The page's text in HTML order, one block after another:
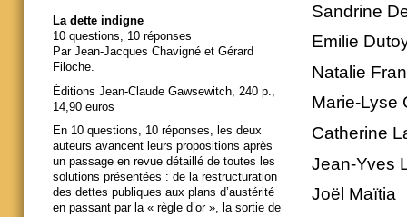
Sandrine
Emilie
Natalie
Marie-Lyse
Catherine
Jean-Yves
Joël Maïtia
La dette indigne
10 questions, 10 réponses
Par Jean-Jacques Chavigné et Gérard
Filoche.
Éditions Jean-Claude Gawsewitch, 240 p.,
14,90 euros
En 10 questions, 10 réponses, les deux
auteurs avancent leurs propositions après
un passage en revue détaillé de toutes les
solutions présentées : de la restructuration
des dettes publiques aux plans d’austérité
en passant par la « règle d’or », la sortie de